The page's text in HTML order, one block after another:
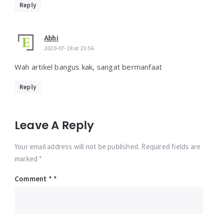
Reply
Abhi
2020-07-18 at 23:56
Wah artikel bangus kak, sangat bermanfaat
Reply
Leave A Reply
Your email address will not be published. Required fields are
marked *
Comment *